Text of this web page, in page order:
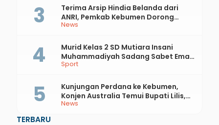
News
Terima Arsip Hindia Belanda dari
ANRI, Pemkab Kebumen Dorong
Integrasi Sejarah, Geopark, dan
Sport
Murid Kelas 2 SD Mutiara Insani
Muhammadiyah Sadang Sabet Emas
dan Perak di Kejurda Tapak Suci
News
Kunjungan Perdana ke Kebumen,
Konjen Australia Temui Bupati Lilis,
Ini yang Dibahas
TERBARU